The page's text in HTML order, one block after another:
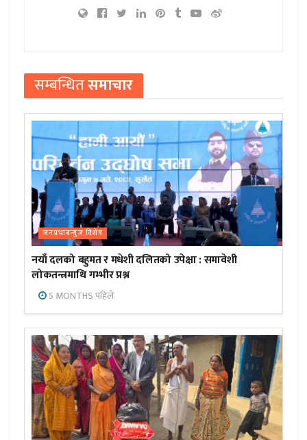
सम्बन्धितसमाचार
जनप्रभाबन्युज विशेष
नयाँ दलको बहुमत र मधेशी दलितको उपेक्षा : समावेशी
लोकतन्त्रमाथि गम्भीर प्रश्न
5 MONTHS पहिले